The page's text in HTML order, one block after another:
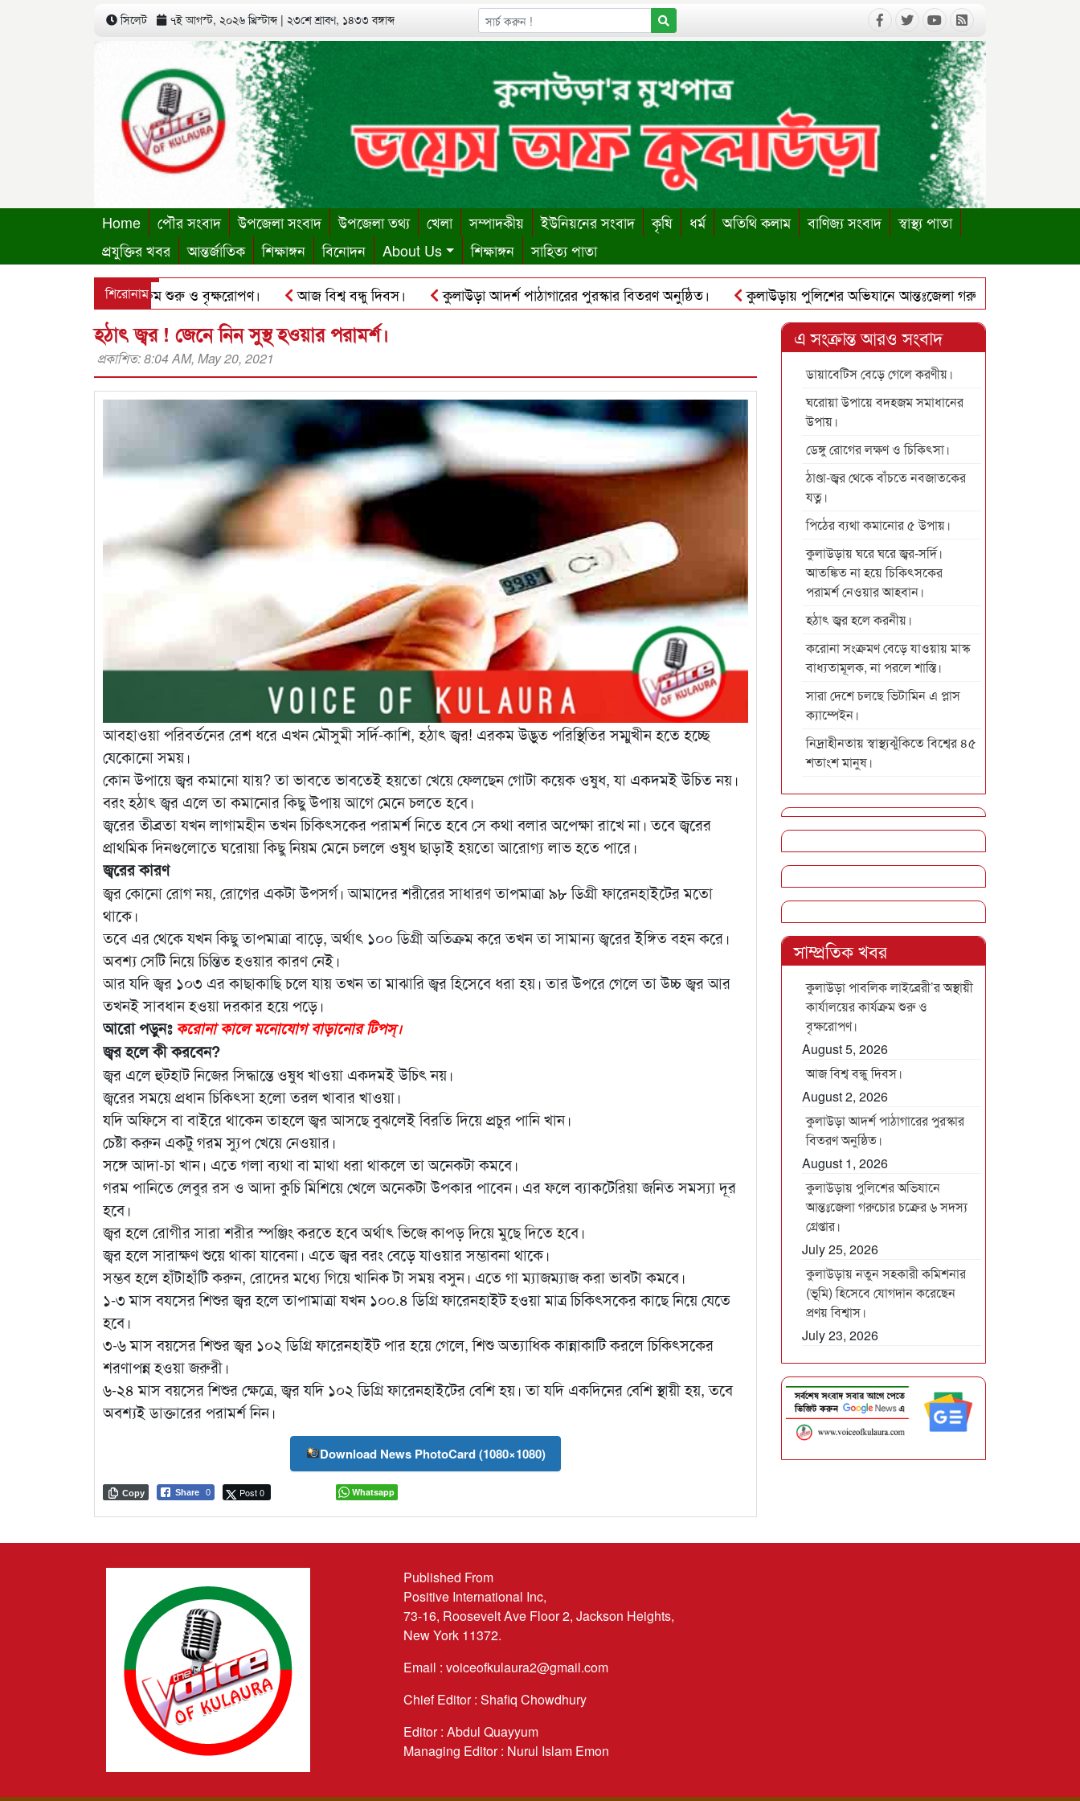
সিলেট ৭ই আগস্ট, ২০২৬ খ্রিস্টাব্দ | ২৩শে শ্রাবণ, ১৪৩৩ বঙ্গাব্দ
Home পৌর সংবাদ উপজেলা সংবাদ উপজেলা তথ্য খেলা সম্পাদকীয় ইউনিয়নের সংবাদ কৃষি ধর্ম অতিথি কলাম বাণিজ্য সংবাদ
স্বাস্থ্য পাতা
প্রযুক্তির খবর
আন্তর্জাতিক শিক্ষাঙ্গন বিনোদন About Us শিক্ষাঙ্গন সাহিত্য পাতা
শিরোনাম
কার্যালয়ের কার্যক্রম শুরু ও বৃক্ষরোপণ। আজ বিশ্ব বন্ধু দিবস। কুলাউড়া আদর্শ পাঠাগারের পুরস্কার বিতরণ অনুষ্ঠিত।
কুলাউড়ায় পুলিশের অভিযানে আন্তঃজেলা গরুচোর চক্রের ৬ সদস্য
ছবি হোয়াটসঅ্যাপে ব্যবহার করে প্রতারণার চেষ্টা।
পৃথিমপাশায় ঋণের বোঝা সইতে না পেরে দোকান কর্মচারীর আত্মহত্যা। কুলাউড়ায় পাবলিক লাইব্রেরি পুনঃস্থাপনের দাবিতে ইউএনও বরাবর
হঠাৎ জ্বর ! জেনে নিন সুস্থ হওয়ার পরামর্শ।
প্রকাশিত: 8:04 AM, May 20, 2021
আবহাওয়া পরিবর্তনের রেশ ধরে এখন মৌসুমী সর্দি-কাশি, হঠাৎ জ্বর! এরকম উদ্ভুত পরিস্থিতির সম্মুখীন হতে হচ্ছে
যেকোনো সময়।
কোন উপায়ে জ্বর কমানো যায়? তা ভাবতে ভাবতেই হয়তো খেয়ে ফেলছেন গোটা কয়েক ওষুধ, যা একদমই উচিত নয়।
বরং হঠাৎ জ্বর এলে তা কমানোর কিছু উপায় আগে মেনে চলতে হবে।
জ্বরের তীব্রতা যখন লাগামহীন তখন চিকিৎসকের পরামর্শ নিতে হবে সে কথা বলার অপেক্ষা রাখে না। তবে জ্বরের
প্রাথমিক দিনগুলোতে ঘরোয়া কিছু নিয়ম মেনে চললে ওষুধ ছাড়াই হয়তো আরোগ্য লাভ হতে পারে।
জ্বরের কারণ
জ্বর কোনো রোগ নয়, রোগের একটা উপসর্গ। আমাদের শরীরের সাধারণ তাপমাত্রা ৯৮ ডিগ্রী ফারেনহাইটের মতো
থাকে।
তবে এর থেকে যখন কিছু তাপমাত্রা বাড়ে, অর্থাৎ ১০০ ডিগ্রী অতিক্রম করে তখন তা সামান্য জ্বরের ইঙ্গিত বহন করে।
অবশ্য সেটি নিয়ে চিন্তিত হওয়ার কারণ নেই।
আর যদি জ্বর ১০৩ এর কাছাকাছি চলে যায় তখন তা মাঝারি জ্বর হিসেবে ধরা হয়। তার উপরে গেলে তা উচ্চ জ্বর আর
তখনই সাবধান হওয়া দরকার হয়ে পড়ে।
আরো পড়ুনঃকরোনা কালে মনোযোগ বাড়ানোর টিপস্।
জ্বর হলে কী করবেন?
জ্বর এলে হুটহাট নিজের সিদ্ধান্তে ওষুধ খাওয়া একদমই উচিৎ নয়।
জ্বরের সময়ে প্রধান চিকিৎসা হলো তরল খাবার খাওয়া।
যদি অফিসে বা বাইরে থাকেন তাহলে জ্বর আসছে বুঝলেই বিরতি দিয়ে প্রচুর পানি খান।
চেষ্টা করুন একটু গরম স্যুপ খেয়ে নেওয়ার।
সঙ্গে আদা-চা খান। এতে গলা ব্যথা বা মাথা ধরা থাকলে তা অনেকটা কমবে।
গরম পানিতে লেবুর রস ও আদা কুচি মিশিয়ে খেলে অনেকটা উপকার পাবেন। এর ফলে ব্যাকটেরিয়া জনিত সমস্যা দূর
হবে।
জ্বর হলে রোগীর সারা শরীর স্পঞ্জিং করতে হবে অর্থাৎ ভিজে কাপড় দিয়ে মুছে দিতে হবে।
জ্বর হলে সারাক্ষণ শুয়ে থাকা যাবেনা। এতে জ্বর বরং বেড়ে যাওয়ার সম্ভাবনা থাকে।
সম্ভব হলে হাঁটাহাঁটি করুন, রোদের মধ্যে গিয়ে খানিক টা সময় বসুন। এতে গা ম্যাজম্যাজ করা ভাবটা কমবে।
১-৩ মাস বযসের শিশুর জ্বর হলে তাপামাত্রা যখন ১০০.৪ ডিগ্রি ফারেনহাইট হওয়া মাত্র চিকিৎসকের কাছে নিয়ে যেতে
হবে।
৩-৬ মাস বয়সের শিশুর জ্বর ১০২ ডিগ্রি ফারেনহাইট পার হয়ে গেলে, শিশু অত্যাধিক কান্নাকাটি করলে চিকিৎসকের
শরণাপন্ন হওয়া জরুরী।
৬-২৪ মাস বয়সের শিশুর ক্ষেত্রে, জ্বর যদি ১০২ ডিগ্রি ফারেনহাইটের বেশি হয়। তা যদি একদিনের বেশি স্থায়ী হয়, তবে
অবশ্যই ডাক্তারের পরামর্শ নিন।
Download News PhotoCard (1080×1080)
Share 0 Post 0
Copy Whatsapp
এ সংক্রান্ত আরও সংবাদ
ডায়াবেটিস বেড়ে গেলে করণীয়।
ঘরোয়া উপায়ে বদহজম সমাধানের
উপায়।
ডেঙ্গু রোগের লক্ষণ ও চিকিৎসা।
ঠাণ্ডা-জ্বর থেকে বাঁচতে নবজাতকের
যত্ন।
পিঠের ব্যথা কমানোর ৫ উপায়।
কুলাউড়ায় ঘরে ঘরে জ্বর-সর্দি।
আতঙ্কিত না হয়ে চিকিৎসকের
পরামর্শ নেওয়ার আহবান।
হঠাৎ জ্বর হলে করনীয়।
করোনা সংক্রমণ বেড়ে যাওয়ায় মাস্ক
বাধ্যতামূলক, না পরলে শাস্তি।
সারা দেশে চলছে ভিটামিন এ প্লাস
ক্যাম্পেইন।
নিদ্রাহীনতায় স্বাস্থ্যঝুঁকিতে বিশ্বের ৪৫
শতাংশ মানুষ।
সাম্প্রতিক খবর
কুলাউড়া পাবলিক লাইব্রেরী’র অস্থায়ী
কার্যালয়ের কার্যক্রম শুরু ও
বৃক্ষরোপণ।
August 5, 2026
আজ বিশ্ব বন্ধু দিবস।
August 2, 2026
কুলাউড়া আদর্শ পাঠাগারের পুরস্কার
বিতরণ অনুষ্ঠিত।
August 1, 2026
কুলাউড়ায় পুলিশের অভিযানে
আন্তঃজেলা গরুচোর চক্রের ৬ সদস্য
গ্রেপ্তার।
July 25, 2026
কুলাউড়ায় নতুন সহকারী কমিশনার
(ভূমি) হিসেবে যোগদান করেছেন
প্রণয় বিশ্বাস।
July 23, 2026
Published From
Positive International Inc,
73-16, Roosevelt Ave Floor 2, Jackson Heights,
New York 11372.
Email : voiceofkulaura2@gmail.com
Chief Editor : Shafiq Chowdhury
Editor : Abdul Quayyum
Managing Editor : Nurul Islam Emon